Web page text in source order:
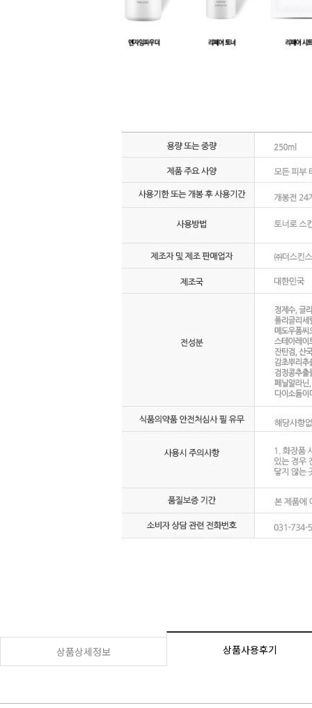
상품상세정보 상품사용후기